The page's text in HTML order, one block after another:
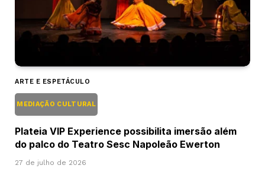
ARTE E ESPETÁCULO
MEDIAÇÃO CULTURAL
Plateia VIP Experience possibilita imersão além
do palco do Teatro Sesc Napoleão Ewerton
27 de julho de 2026